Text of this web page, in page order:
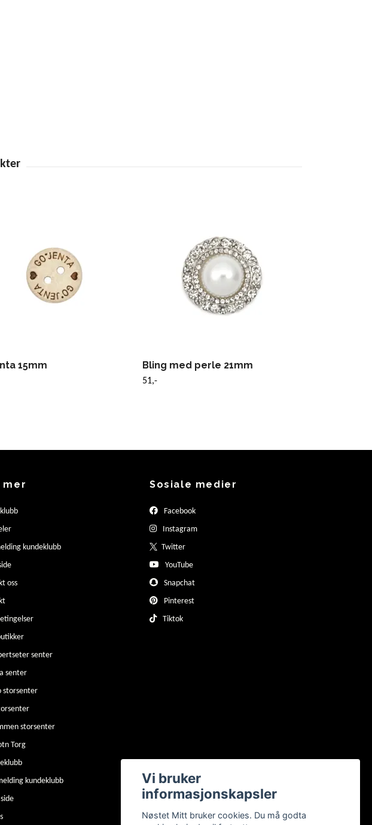
15mm Bling med perle 21mm
51,-
mer
kundeklubb
oss
senter
senter
storsenter
storsenter
Torg
kundeklubb
Sosiale medier
Facebook
Instagram
Twitter
YouTube
Snapchat
Pinterest
Tiktok
Vi bruker
informasjonskapsler
Nøstet Mitt bruker cookies. Du må godta